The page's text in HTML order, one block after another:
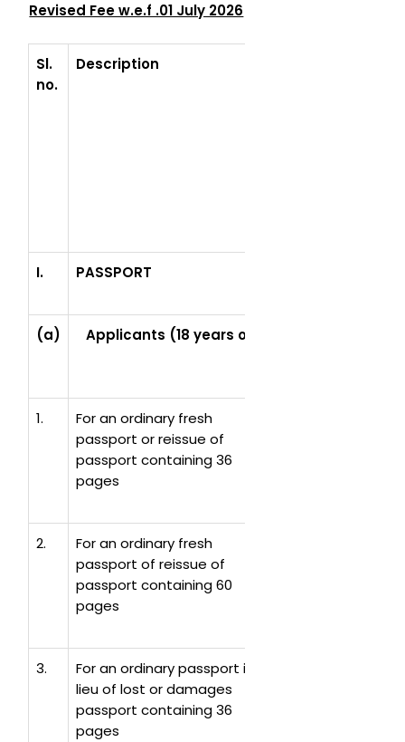
Revised Fee w.e.f .01 July 2026
Sl.
no.
Description
I. PASSPORT
(a)
Applicants (18 years of age and above/
1.
For an ordinary fresh
passport or reissue of
passport containing 36
pages
2.
For an ordinary fresh
passport of reissue of
passport containing 60
pages
3.
For an ordinary passport in
lieu of lost or damages
passport containing 36
pages